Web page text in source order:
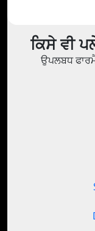
ਕਿਸੇ ਵੀ
ਉਪਲਬਧ